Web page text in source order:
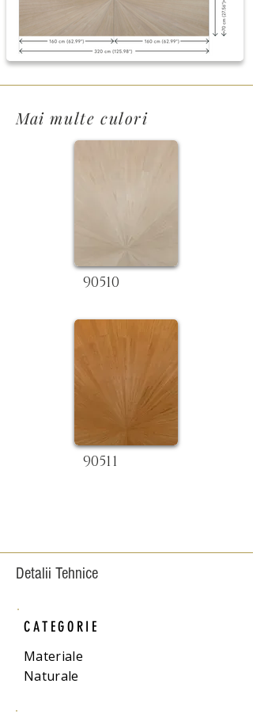
Mai multe culori
90510
90511
Detalii Tehnice
CATEGORIE
Materiale
Naturale